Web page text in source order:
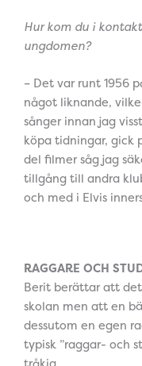
Hur kom du i
ungdomen?
– Det var runt 1956
något liknande,
sånger innan jag
köpa tidningar, gick
del filmer såg jag
tillgång till andra
och med i Elvis
RAGGARE OCH
Berit berättar att
skolan men att en
dessutom en egen
typisk ”raggar- och